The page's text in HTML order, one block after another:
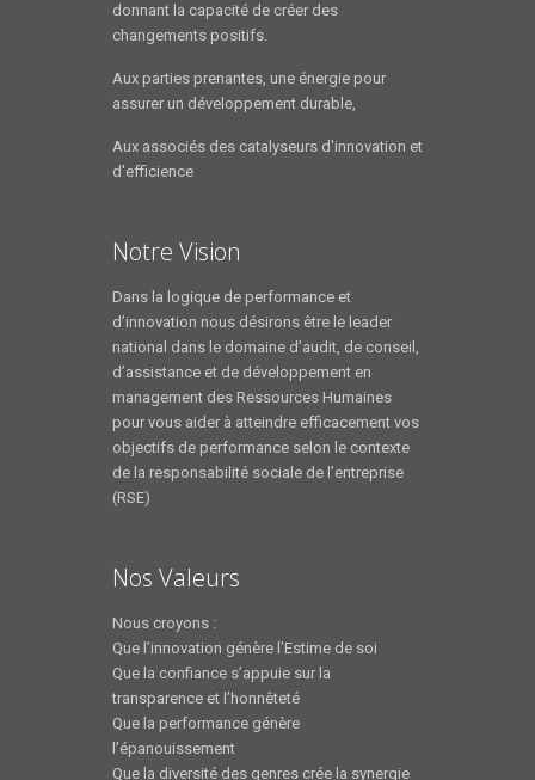
donnant la capacité de créer des
changements positifs.
Aux parties prenantes, une énergie pour
assurer un développement durable,
Aux associés des catalyseurs d'innovation et
d'efficience
Notre Vision
Dans la logique de performance et
d’innovation nous désirons être le leader
national dans le domaine d’audit, de conseil,
d’assistance et de développement en
management des Ressources Humaines
pour vous aider à atteindre efficacement vos
objectifs de performance selon le contexte
de la responsabilité sociale de l’entreprise
(RSE)
Nos Valeurs
Nous croyons :
Que l’innovation génère l’Estime de soi
Que la confiance s’appuie sur la
transparence et l’honnêteté
Que la performance génère
l’épanouissement
Que la diversité des genres crée la synergie